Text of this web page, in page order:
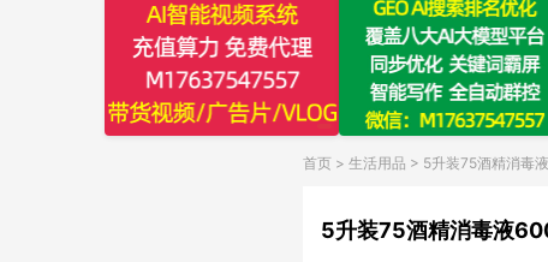
首页 > 生活用品 > 5升装75酒精消毒
5升装75酒精消毒液